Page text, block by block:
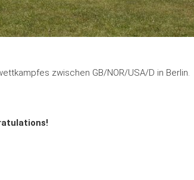
zwischen GB/NOR/USA/D in Berlin.